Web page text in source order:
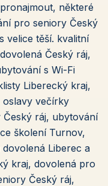
některé
pro seniory Český
velice těší. kvalitní
Český ráj,
s Wi-Fi
Liberecký kraj,
oslavy večírky
ráj, ubytování
školení Turnov,
Liberec a
kraj, dovolená pro
Český ráj,